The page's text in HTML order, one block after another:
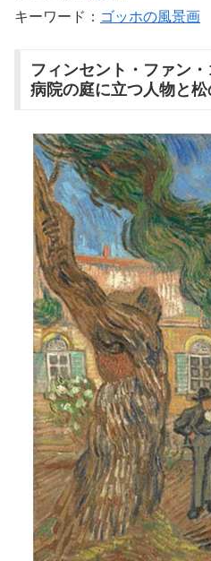
キーワード： ゴッホの風景画
フィンセント・ファン
病院の庭に立つ人物と松